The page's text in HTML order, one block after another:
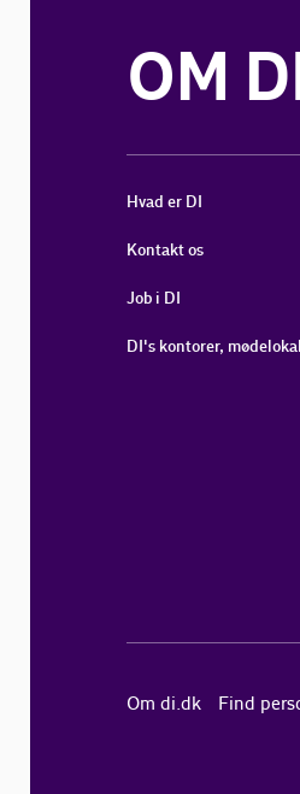
OM
Hvad er DI
Kontakt os
Job i DI
DI's kontorer,
Om di.dk Find